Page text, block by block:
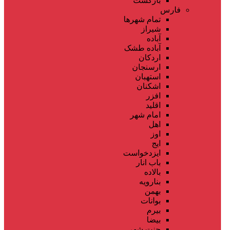
فارس
تمام شهر‌ها
شیراز
آباده
آباده طشک
اردکان
ارسنجان
استهبان
اشکنان
افزر
اقلید
امام شهر
اهل
اوز
ایج
ایزدخواست
باب انار
بالاده
بنارویه
بهمن
بوانات
بیرم
بیضا